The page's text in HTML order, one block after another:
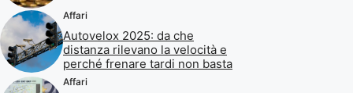
Affari
Autovelox 2025: da che
distanza rilevano la velocità e
perché frenare tardi non basta
Affari